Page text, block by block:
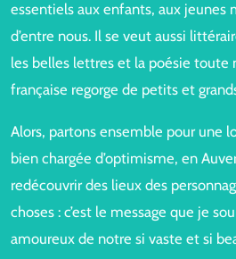
essentiels aux enfants, aux jeunes
d’entre nous. Il se veut aussi
les belles lettres et la poésie toute
française regorge de petits et
Alors, partons ensemble pour une
bien chargée d’optimisme, en
redécouvrir des lieux des
choses : c’est le message que je
amoureux de notre si vaste et si